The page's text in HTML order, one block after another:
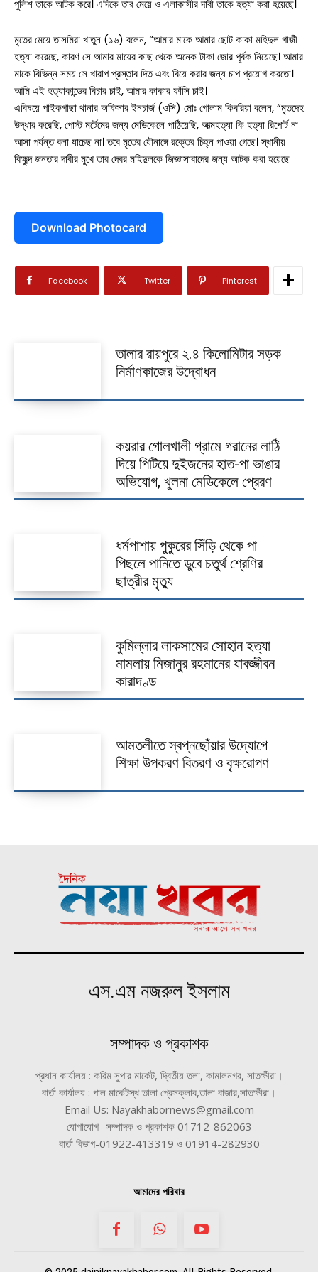
সারাদেশ
আশাশুনি
দেবহাটা তালা
কালিগঞ্জ
বিনোদন
আজকের পত্রিকা
পুলিশ তাকে আটক করে। এদিকে তার মেয়ে ও এলাকাসীর দাবী তাকে হত্যা করা হয়েছে।
মৃতের মেয়ে তাসমিরা খাতুন (১৬) বলেন, “আমার মাকে আমার ছোট কাকা মহিদুল গাজী
হত্যা করেছে, কারণ সে আমার মায়ের কাছ থেকে অনেক টাকা জোর পূর্বক নিয়েছে। আমার
মাকে বিভিন্ন সময় সে খারাপ প্রস্তাব দিত এবং বিয়ে করার জন্য চাপ প্রয়োগ করতো।
আমি এই হত্যাকান্ডের বিচার চাই, আমার কাকার ফাঁসি চাই।
এবিষয়ে পাইকগাছা থানার অফিসার ইনচার্জ (ওসি) মোঃ গোলাম কিবরিয়া বলেন, “মৃতদেহ
উদ্ধার করেছি, পোস্ট মর্টেমের জন্য মেডিকেলে পাঠিয়েছি, আত্মহত্যা কি হত্যা রিপোর্ট না
আসা পর্যন্ত বলা যাচেছ না। তবে মৃতের যৌনাঙ্গে রক্তের চিহ্ন পাওয়া গেছে। স্থানীয়
বিক্ষুব্দ জনতার দাবীর মুখে তার দেবর মহিদুলকে জিজ্ঞাসাবাদের জন্য আটক করা হয়েছে
Download Photocard
Facebook Twitter Pinterest
তালার রায়পুরে ২.৪ কিলোমিটার সড়ক
নির্মাণকাজের উদ্বোধন
কয়রার গোলখালী গ্রামে গরানের লাঠি
দিয়ে পিটিয়ে দুইজনের হাত-পা ভাঙার
অভিযোগ, খুলনা মেডিকেলে প্রেরণ
ধর্মপাশায় পুকুরের সিঁড়ি থেকে পা
পিছলে পানিতে ডুবে চতুর্থ শ্রেণির
ছাত্রীর মৃত্যু
কুমিল্লার লাকসামের সোহান হত্যা
মামলায় মিজানুর রহমানের যাবজ্জীবন
কারাদণ্ড
আমতলীতে স্বপ্নছোঁয়ার উদ্যোগে
শিক্ষা উপকরণ বিতরণ ও বৃক্ষরোপণ
এস.এম নজরুল ইসলাম
সম্পাদক ও প্রকাশক
প্রধান কার্যালয় : করিম সুপার মার্কেট, দ্বিতীয় তলা, কামালনগর, সাতক্ষীরা।
বার্তা কার্যালয় : পাল মার্কেটস্থ তালা প্রেসক্লাব,তালা বাজার,সাতক্ষীরা।
Email Us: Nayakhabornews@gmail.com
যোগাযোগ- সম্পাদক ও প্রকাশক 01712-862063
বার্তা বিভাগ-01922-413319 ও 01914-282930
আমাদের পরিবার